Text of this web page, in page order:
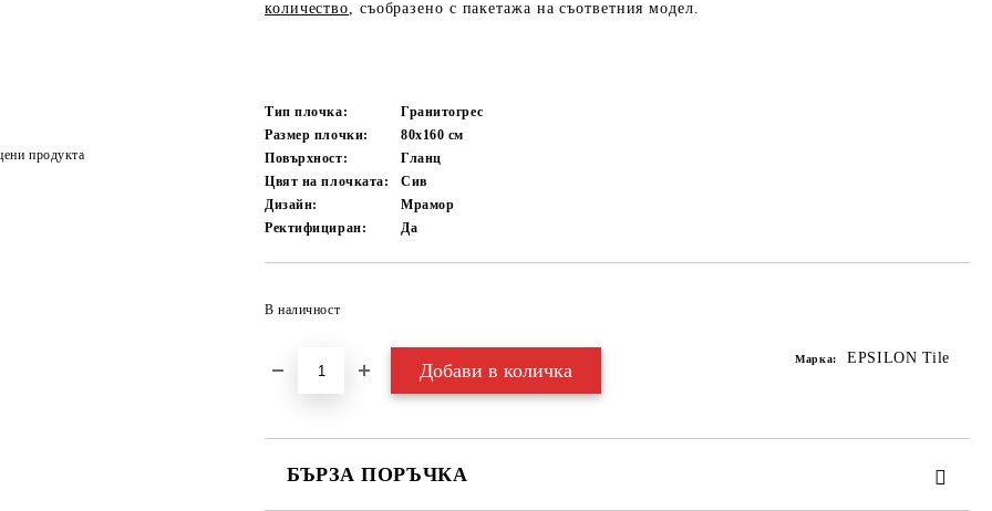
количество, съобразено с пакетажа на съответния модел.
Тип плочка:
Гранитогрес
Размер плочки:
80x160 см
Повърхност:
Гланц
Цвят на плочката:
Сив
Дизайн:
Мрамор
Ректифициран:
Да
В наличност
Марка: EPSILON Tile
БЪРЗА ПОРЪЧКА
продукта